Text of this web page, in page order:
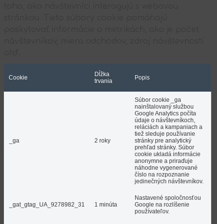
Cookie
Dĺžka
trvania
Popis
_ga 2 roky
Súbor cookie _ga
nainštalovaný službou
Google Analytics počíta
údaje o návštevníkoch,
reláciách a kampaniach a
tiež sleduje používanie
stránky pre analytický
prehľad stránky. Súbor
cookie ukladá informácie
anonymne a priraďuje
náhodne vygenerované
číslo na rozpoznanie
jedinečných návštevníkov.
_gat_gtag_UA_9278982_31 1 minúta
Nastavené spoločnosťou
Google na rozlíšenie
používateľov.